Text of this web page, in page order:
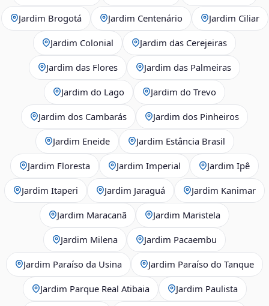
Jardim Brogotá Jardim Centenário Jardim Ciliar
Jardim Colonial Jardim das Cerejeiras
Jardim das Flores Jardim das Palmeiras
Jardim do Lago Jardim do Trevo
Jardim dos Cambarás Jardim dos Pinheiros
Jardim Eneide Jardim Estância Brasil
Jardim Floresta Jardim Imperial Jardim Ipê
Jardim Itaperi Jardim Jaraguá Jardim Kanimar
Jardim Maracanã Jardim Maristela
Jardim Milena Jardim Pacaembu
Jardim Paraíso da Usina Jardim Paraíso do Tanque
Jardim Parque Real Atibaia Jardim Paulista